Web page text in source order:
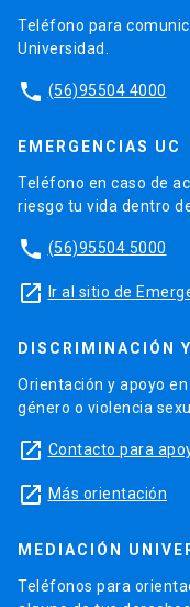
Teléfono para
Universidad.
phone (56)95504 4000
EMERGENCIAS UC
Teléfono en caso de
riesgo tu vida dentro
phone (56)95504 5000
launch Ir al sitio de
DISCRIMINACIÓN
Orientación y apoyo
género o violencia
launch Contacto para
launch Más orientación
MEDIACIÓN
Teléfonos para